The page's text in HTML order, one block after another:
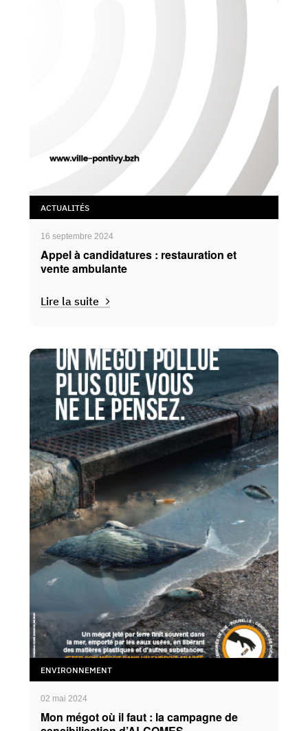
ACTUALITÉS
16 septembre 2024
Appel à candidatures : restauration et
vente ambulante
Lire la suite
ENVIRONNEMENT
02 mai 2024
Mon mégot où il faut : la campagne de